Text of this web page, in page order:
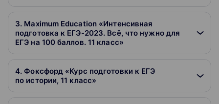
3. Maximum Education «Интенсивная
подготовка к ЕГЭ-2023. Всё, что нужно для
ЕГЭ на 100 баллов. 11 класс»
4. Фоксфорд «Курс подготовки к ЕГЭ
по истории, 11 класс»